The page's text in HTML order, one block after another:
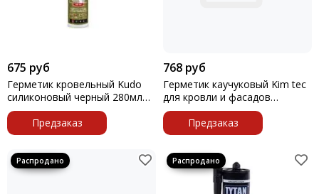
675 руб
Герметик кровельный Kudo
силиконовый черный 280мл
RAL 9011 KSK-142
Предзаказ
768 руб
Герметик каучуковый Kim tec
для кровли и фасадов
водосток коричневый 310мл
Предзаказ